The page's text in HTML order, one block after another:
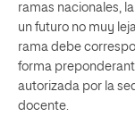
ramas nacionales,
un futuro no muy
rama debe
forma
autorizada por la
docente.